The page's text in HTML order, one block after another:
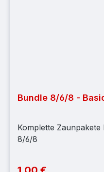
Bundle 8/6/8 -
Komplette
8/6/8
Regulärer Preis: